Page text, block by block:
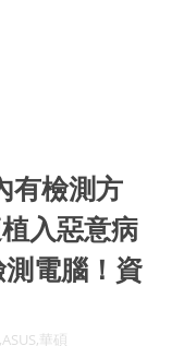
有檢測方
入惡意病
電腦！資
華碩